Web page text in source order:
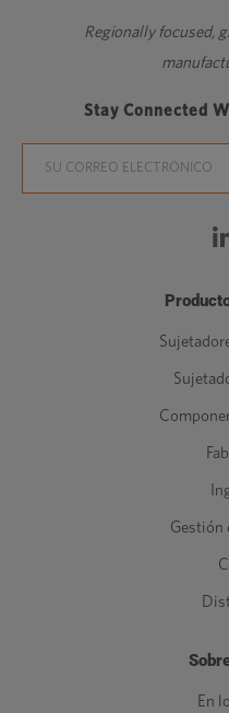
Regionally focused,
Stay Connected
Gestión
En